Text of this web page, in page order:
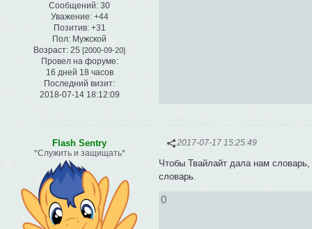
Сообщений: 30
Уважение: +44
Позитив: +31
Пол: Мужской
Возраст: 25 [2000-09-20]
Провел на форуме:
16 дней 18 часов
Последний визит:
2018-07-14 18:12:09
2017-07-17 15:25:49
Flash Sentry
*Служить и защищать*
Чтобы Твайлайт дала нам
словарь.
0